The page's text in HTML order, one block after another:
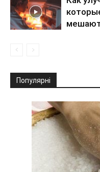
Популярні